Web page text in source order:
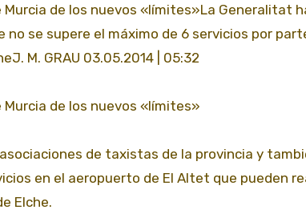
de los nuevos «límites»La Generalitat
se supere el máximo de 6 servicios por
M. GRAU 03.05.2014 | 05:32
de los nuevos «límites»
de taxistas de la provincia y
en el aeropuerto de El Altet que pueden
Elche.